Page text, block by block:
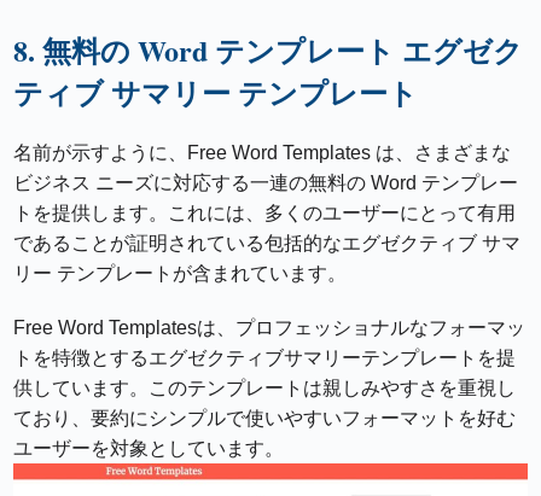
8. 無料の Word テンプレート エグゼク
ティブ サマリー テンプレート
名前が示すように、Free Word Templates は、さまざまな
ビジネス ニーズに対応する一連の無料の Word テンプレー
トを提供します。これには、多くのユーザーにとって有用
であることが証明されている包括的なエグゼクティブ サマ
リー テンプレートが含まれています。
Free Word Templatesは、プロフェッショナルなフォーマッ
トを特徴とするエグゼクティブサマリーテンプレートを提
供しています。このテンプレートは親しみやすさを重視し
ており、要約にシンプルで使いやすいフォーマットを好む
ユーザーを対象としています。